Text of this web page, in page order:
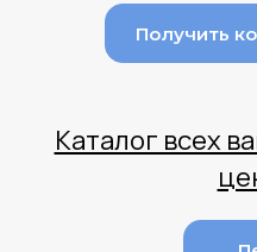
Получить
Каталог всех